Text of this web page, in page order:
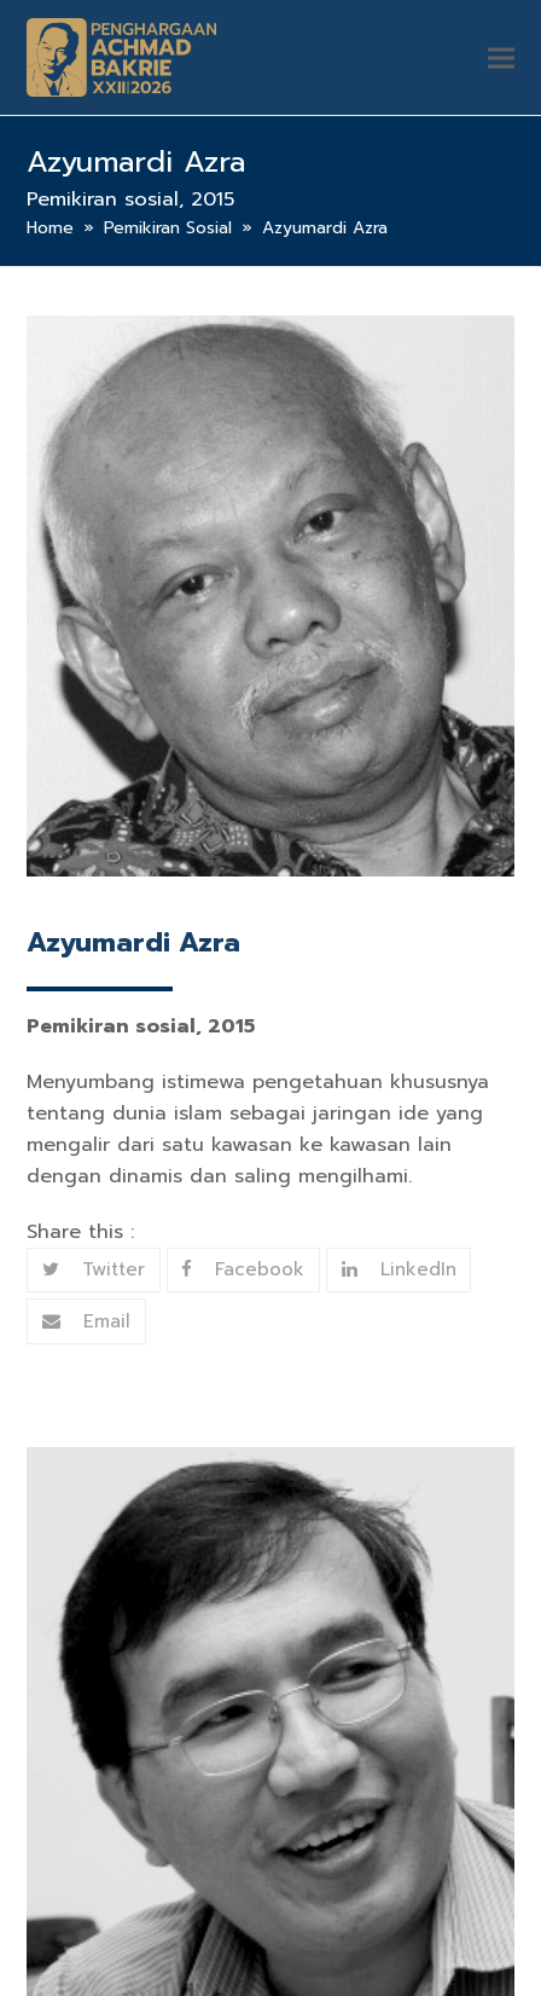
Azyumardi Azra
Pemikiran sosial, 2015
Home » Pemikiran Sosial » Azyumardi Azra
Azyumardi Azra
Pemikiran sosial, 2015
Menyumbang istimewa pengetahuan khususnya
tentang dunia islam sebagai jaringan ide yang
mengalir dari satu kawasan ke kawasan lain
dengan dinamis dan saling mengilhami.
Share this :
Twitter Facebook
LinkedIn
Email